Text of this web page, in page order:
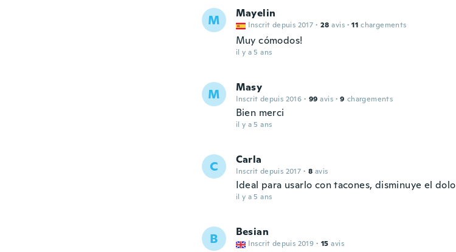
M Mayelin
Inscrit depuis 2017 · 28 avis · 11 chargements
Muy cómodos!
il y a 5 ans
M Masy
Inscrit depuis 2016 · 99 avis · 9 chargements
Bien merci
il y a 5 ans
C Carla
Inscrit depuis 2017 · 8 avis
Ideal para usarlo con tacones, disminuye el
il y a 5 ans
B Besian
Inscrit depuis 2019 · 15 avis